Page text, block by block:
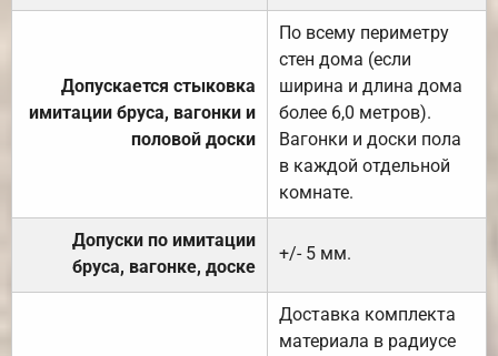
Допускается стыковка
имитации бруса, вагонки и
половой доски
По всему периметру
стен дома (если
ширина и длина дома
более 6,0 метров).
Вагонки и доски пола
в каждой отдельной
комнате.
Допуски по имитации
бруса, вагонке, доске
+/- 5 мм.
Доставка комплекта
материала в радиусе